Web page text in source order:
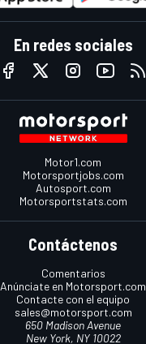
En redes sociales
Motor1.com
Motorsportjobs.com
Autosport.com
Motorsportstats.com
Contáctenos
Comentarios
Anúnciate en Motorsport.com
Contacte con el equipo
sales@motorsport.com
650 Madison Avenue
New York, NY 10022